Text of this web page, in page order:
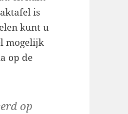
is
kunt u
mogelijk
op de
op